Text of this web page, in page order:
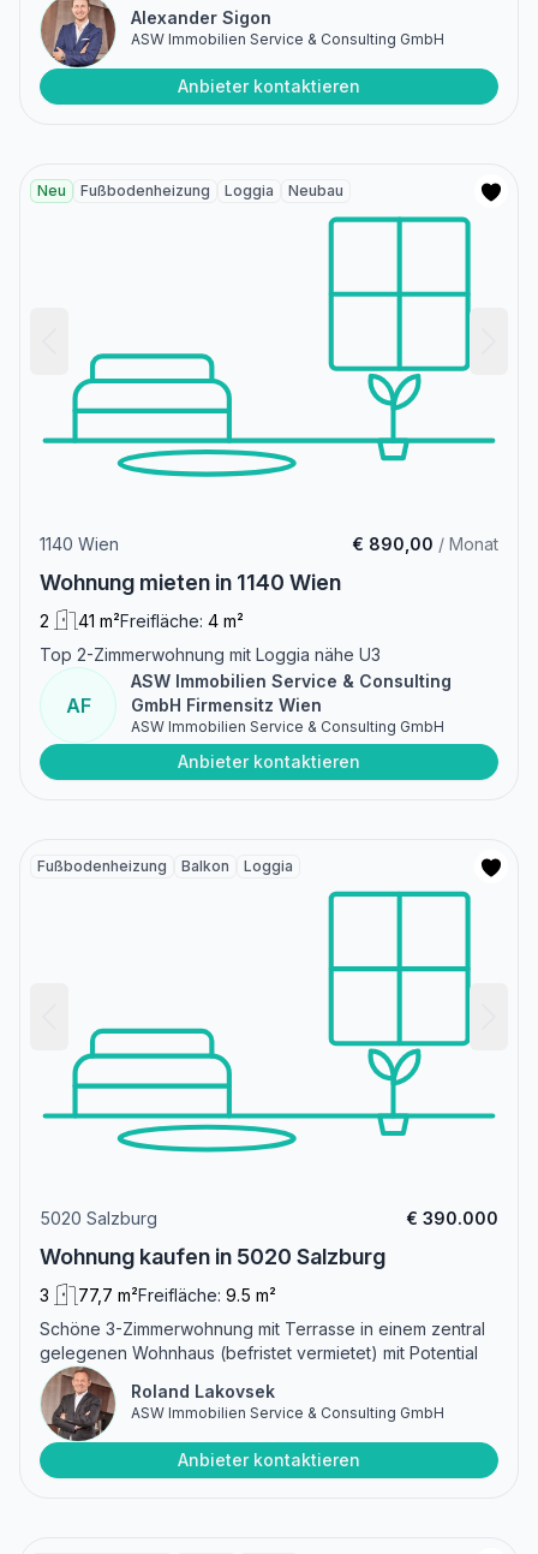
Alexander Sigon
ASW Immobilien Service & Consulting GmbH
Anbieter kontaktieren
Neu Fußbodenheizung Loggia Neubau
1140 Wien € 890,00 / Monat
Wohnung mieten in 1140 Wien
2 41 m²Freifläche: 4 m²
Top 2-Zimmerwohnung mit Loggia nähe U3
AF
ASW Immobilien Service & Consulting
GmbH Firmensitz Wien
ASW Immobilien Service & Consulting GmbH
Anbieter kontaktieren
Fußbodenheizung Balkon Loggia
5020 Salzburg € 390.000
Wohnung kaufen in 5020 Salzburg
3 77,7 m²Freifläche: 9.5 m²
Schöne 3-Zimmerwohnung mit Terrasse in einem zentral
gelegenen Wohnhaus (befristet vermietet) mit Potential
Roland Lakovsek
ASW Immobilien Service & Consulting GmbH
Anbieter kontaktieren